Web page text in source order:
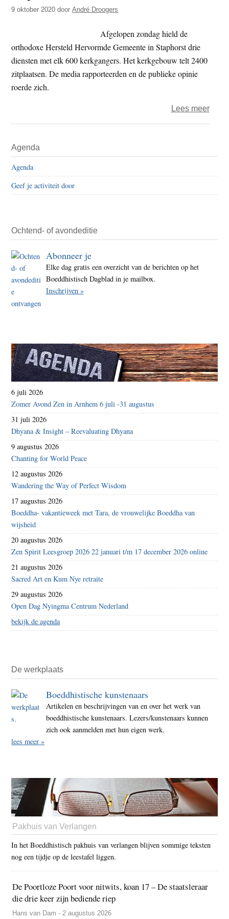
t
e
t
e
9 oktober 2020 doorAndré Droogers
Afgelopen zondag hield de
orthodoxe Hersteld Hervormde Gemeente in Staphorst drie
diensten met elk 600 kerkgangers. Het kerkgebouw telt 2400
zitplaatsen. De media rapporteerden en de publieke opinie
roerde zich.
Lees meerover
Sidebar
Agenda
Agenda
Geef je activiteit door
Ochtend- of avondeditie
Abonneer je
Elke dag gratis een overzicht van de berichten op het
Boeddhistisch Dagblad in je mailbox.
Inschrijven »
6 juli 2026
Zomer Avond Zen in Arnhem 6 juli -31 augustus
31 juli 2026
Dhyana & Insight – Reevaluating Dhyana
9 augustus 2026
Chanting for World Peace
12 augustus 2026
Wandering the Way of Perfect Wisdom
17 augustus 2026
Boeddha- vakantieweek met Tara, de vrouwelijke Boeddha van
wijsheid
20 augustus 2026
Zen Spirit Leesgroep 2026 22 januari t/m 17 december 2026 online
21 augustus 2026
Sacred Art en Kum Nye retraite
29 augustus 2026
Open Dag Nyingma Centrum Nederland
bekijk de agenda
De werkplaats
Boeddhistische kunstenaars
Artikelen en beschrijvingen van en over het werk van
boeddhistische kunstenaars. Lezers/kunstenaars kunnen
zich ook aanmelden met hun eigen werk.
lees meer »
Pakhuis van Verlangen
In het Boeddhistisch pakhuis van verlangen blijven sommige teksten
nog een tijdje op de leestafel liggen.
De Poortloze Poort voor nitwits, koan 17 – De staatsleraar
die drie keer zijn bediende riep
Hans van Dam - 2 augustus 2026